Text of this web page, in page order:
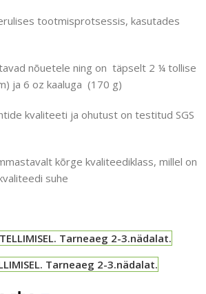
tootmisprotsessis, kasutades
nõuetele ning on täpselt 2 ¼ tollise
ja 6 oz kaaluga (170 g)
kvaliteeti ja ohutust on testitud SGS
kõrge kvaliteediklass, millel on
suhe
Tarneaeg 2-3.nädalat.
Tarneaeg 2-3.nädalat.